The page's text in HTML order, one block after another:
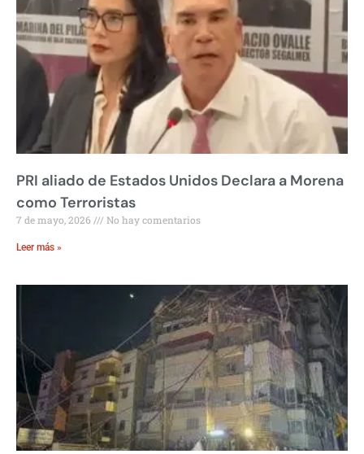
PRI aliado de Estados Unidos Declara a Morena
como Terroristas
7 de mayo, 2026 No hay comentarios
Leer más »